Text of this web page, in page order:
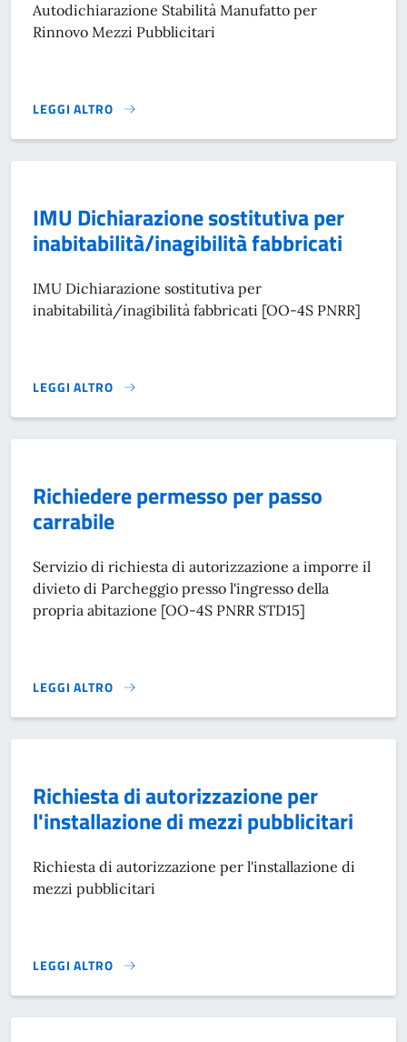
Autodichiarazione Stabilità Manufatto per
Rinnovo Mezzi Pubblicitari
LEGGI ALTRO
AUTODICHIARAZIONE STABILITÀ MANUFATTO PER
IMU Dichiarazione sostitutiva per
inabitabilità/inagibilità fabbricati
IMU Dichiarazione sostitutiva per
inabitabilità/inagibilità fabbricati [OO-4S PNRR]
LEGGI ALTRO
IMU DICHIARAZIONE SOSTITUTIVA PER INABITABILITÀ/
Richiedere permesso per passo
carrabile
Servizio di richiesta di autorizzazione a imporre il
divieto di Parcheggio presso l'ingresso della
propria abitazione [OO-4S PNRR STD15]
LEGGI ALTRO
RICHIEDERE PERMESSO PER PASSO CARRABILE}
Richiesta di autorizzazione per
l'installazione di mezzi pubblicitari
Richiesta di autorizzazione per l'installazione di
mezzi pubblicitari
LEGGI ALTRO
RICHIESTA DI AUTORIZZAZIONE PER L'INSTALLAZIONE DI